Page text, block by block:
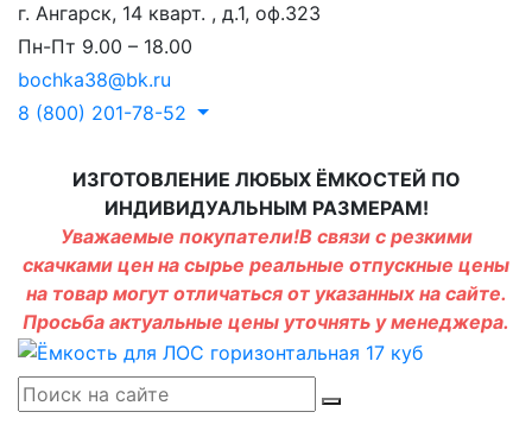
г. Ангарск, 14 кварт. , д.1, оф.323
Пн-Пт 9.00 – 18.00
bochka38@bk.ru
8 (800) 201-78-52
ИЗГОТОВЛЕНИЕ ЛЮБЫХ ЁМКОСТЕЙ ПО
ИНДИВИДУАЛЬНЫМ РАЗМЕРАМ!
Уважаемые покупатели!В связи с резкими
скачками цен на сырье реальные отпускные цены
на товар могут отличаться от указанных на сайте.
Просьба актуальные цены уточнять у менеджера.